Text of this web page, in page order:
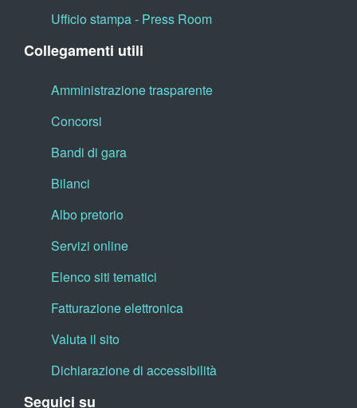
Ufficio stampa - Press Room
Collegamenti utili
Amministrazione trasparente
Concorsi
Bandi di gara
Bilanci
Albo pretorio
Servizi online
Elenco siti tematici
Fatturazione elettronica
Valuta il sito
Dichiarazione di accessibilità
Seguici su